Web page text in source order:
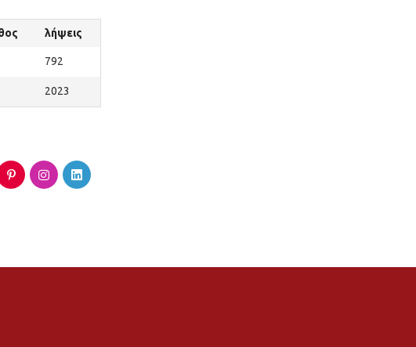
λήψεις
792
2023